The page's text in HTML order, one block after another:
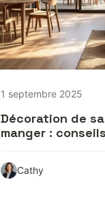
1 septembre 2025
Décoration de
manger :
Cathy